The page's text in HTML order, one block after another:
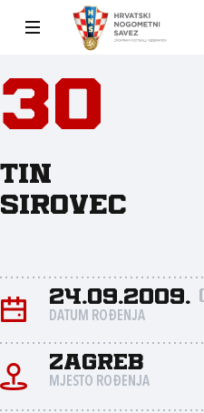
30
Tin
Sirovec
24.09.2009.
DATUM ROĐENJA
Zagreb
MJESTO ROĐENJA